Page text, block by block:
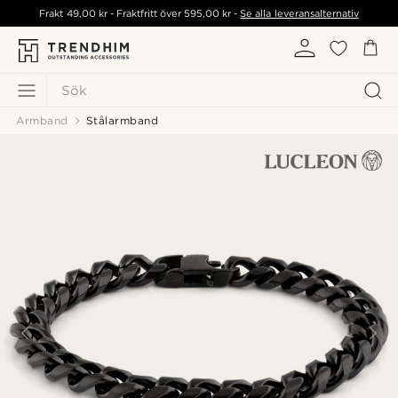
Sök
Frakt 49,00 kr- Fraktfritt över595,00 kr -Se alla leveransalternativ
Armband Stålarmband